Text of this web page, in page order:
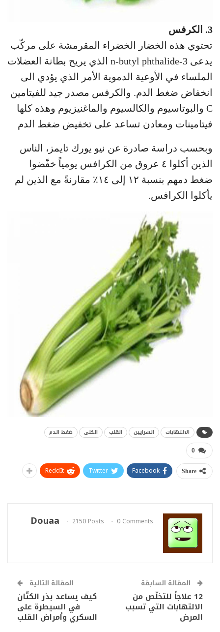
3. الكرفس
تحتوي هذه الخضار الخضراء المقرمشة على مركّب
يدعى 3-n-butyl phthalide الذي يريح بطانة العضلات
الملساء في الأوعية الدموية الأمر الذي يؤدي الى
انخفاض ضغط الدم. والكرفس مصدر جيد للفيتامين
C والبوتاسيوم والكالسيوم والماغنيزيوم وهذه كلها
فيتامينات ومعادن تساعد على تخفيض ضغط الدم
وبحسب دراسة صادرة عن نيو يورك تايمز، الناس
الذين أكلوا ٤ عروق من الكرافس يومياً خفّضوا
ضغط دمهم بنسبة ١٢ إلى ١٤٪ مقارنةً مع الذين لم
يأكلوا الكرافس.
الالتهابات الشرايين القلب الكلى ضغط الدم
0
Share
Facebook
Twitter
ReddIt
Douaa 2150 Posts 0 Comments
المقالة السابقة
12 علاجاً للتخلّص من
الالتهابات التي تسبب
المرض
المقالة التالية
كيف يساعد بذر الكتّان
في السيطرة على
السكري وأمراض القلب